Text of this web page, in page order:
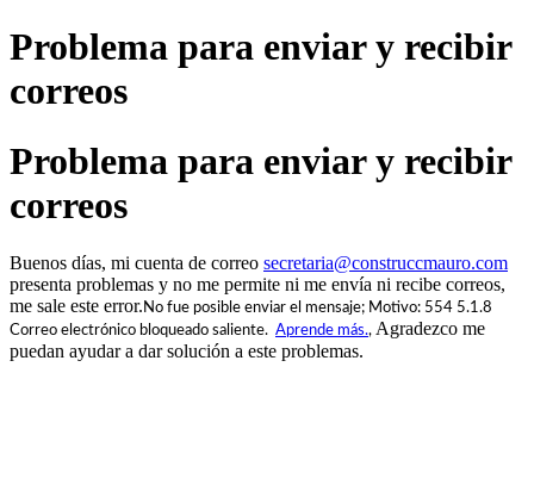
Problema para enviar y recibir
correos
Problema para enviar y recibir
correos
Buenos días, mi cuenta de correo secretaria@construccmauro.com
presenta problemas y no me permite ni me envía ni recibe correos,
me sale este error. No fue posible enviar el mensaje; Motivo: 554 5.1.8
Correo electrónico bloqueado saliente. Aprende más., Agradezco me
puedan ayudar a dar solución a este problemas.